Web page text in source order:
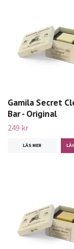
Gamila Secret
Bar - Original
249 kr
LÄS MER